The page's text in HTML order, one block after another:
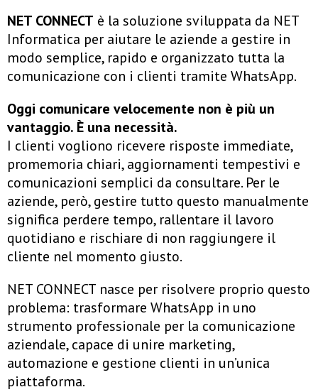
NET CONNECT è la soluzione sviluppata da NET
Informatica per aiutare le aziende a gestire in
modo semplice, rapido e organizzato tutta la
comunicazione con i clienti tramite WhatsApp.
Oggi comunicare velocemente non è più un
vantaggio. È una necessità.
I clienti vogliono ricevere risposte immediate,
promemoria chiari, aggiornamenti tempestivi e
comunicazioni semplici da consultare. Per le
aziende, però, gestire tutto questo manualmente
significa perdere tempo, rallentare il lavoro
quotidiano e rischiare di non raggiungere il
cliente nel momento giusto.
NET CONNECT nasce per risolvere proprio questo
problema: trasformare WhatsApp in uno
strumento professionale per la comunicazione
aziendale, capace di unire marketing,
automazione e gestione clienti in un’unica
piattaforma.